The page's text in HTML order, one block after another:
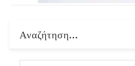
Αναζήτηση...